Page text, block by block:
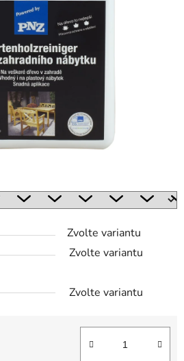
Zvolte variantu
Zvolte variantu
Zvolte variantu